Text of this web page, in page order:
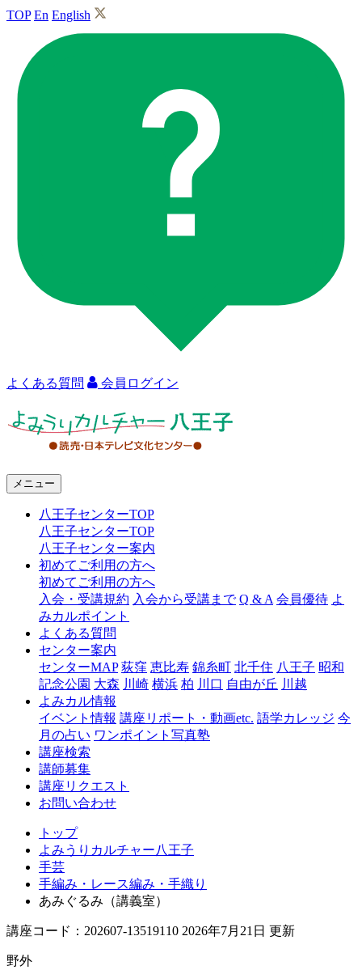
TOP En English
よくある質問 会員ログイン
ャ
王
メニュー
八王子センターTOP
八王子センターTOP
八王子センター案内
初めてご利用の方へ
初めてご利用の方へ
入会・受講規約 入会から受講まで Q & A 会員優待 よ
みカルポイント
よくある質問
センター案内
センターMAP 荻窪 恵比寿 錦糸町 北千住 八王子 昭和
記念公園 大森 川崎 横浜 柏 川口 自由が丘 川越
よみカル情報
イベント情報 講座リポート・動画etc. 語学カレッジ 今
月の占い ワンポイント写真塾
講座検索
講師募集
講座リクエスト
お問い合わせ
トップ
よみうりカルチャー八王子
手芸
手編み・レース編み・手織り
あみぐるみ（講義室）
講座コード：202607-13519110 2026年7月21日 更新
野外